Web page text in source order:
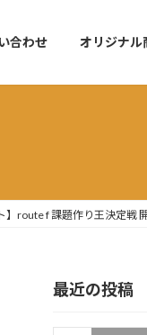
合わせ オリジナル
】route f 課題作り王決定戦
最近の投稿